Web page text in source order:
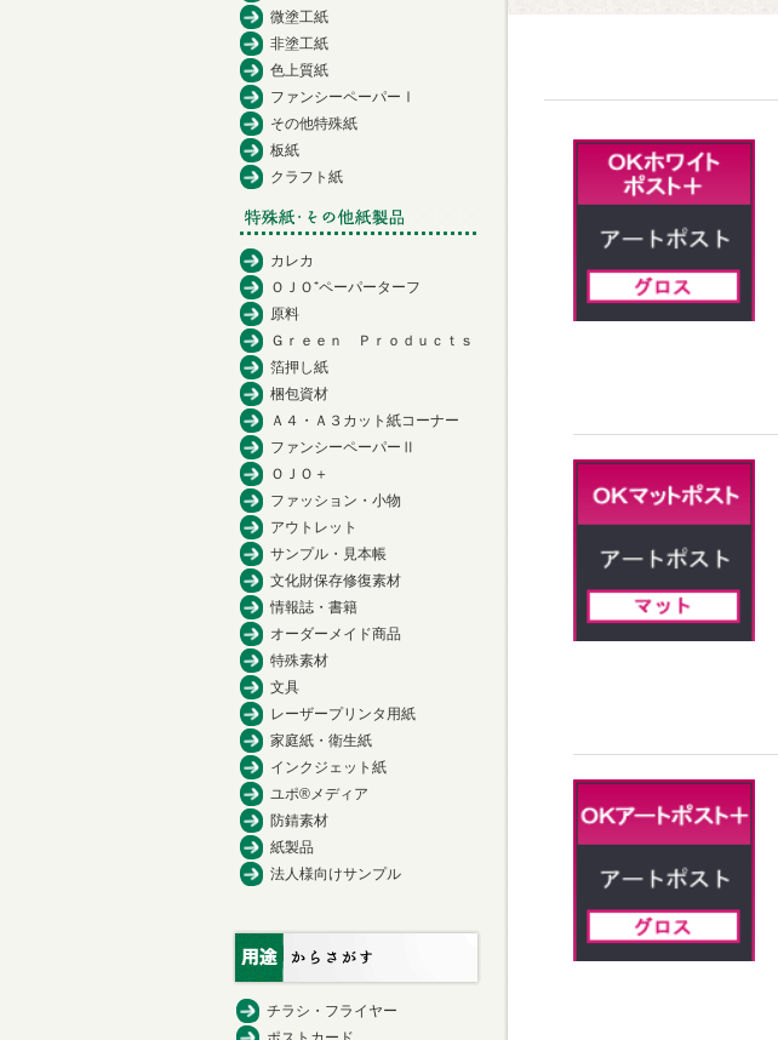
微塗工紙
非塗工紙
色上質紙
ファンシーペーパーⅠ
その他特殊紙
板紙
クラフト紙
カレカ
ＯＪＯ⁺ペーパーターフ
原料
Ｇｒｅｅｎ Ｐｒｏｄｕｃｔｓ
箔押し紙
梱包資材
Ａ４・Ａ３カット紙コーナー
ファンシーペーパーⅡ
ＯＪＯ＋
ファッション・小物
アウトレット
サンプル・見本帳
文化財保存修復素材
情報誌・書籍
オーダーメイド商品
特殊素材
文具
レーザープリンタ用紙
家庭紙・衛生紙
インクジェット紙
ユポ®メディア
防錆素材
紙製品
法人様向けサンプル
チラシ・フライヤー